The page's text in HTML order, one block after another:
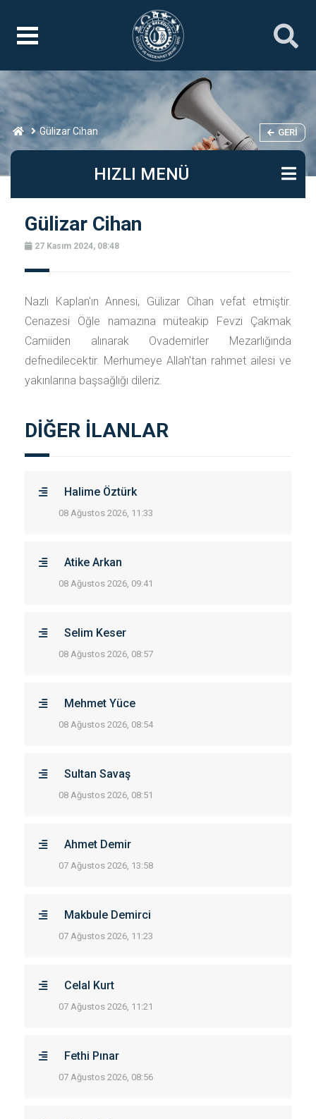
Gülizar Cihan GERI
HIZLI MENÜ
Gülizar Cihan
27 Kasım 2024, 08:48
Nazlı Kaplan'ın Annesi, Gülizar Cihan vefat etmiştir.
Cenazesi Öğle namazına müteakip Fevzi Çakmak
Camiiden alınarak Ovademirler Mezarlığında
defnedilecektir. Merhumeye Allah'tan rahmet ailesi ve
yakınlarına başsağlığı dileriz.
DİĞER İLANLAR
Halime Öztürk
08 Ağustos 2026, 11:33
Atike Arkan
08 Ağustos 2026, 09:41
Selim Keser
08 Ağustos 2026, 08:57
Mehmet Yüce
08 Ağustos 2026, 08:54
Sultan Savaş
08 Ağustos 2026, 08:51
Ahmet Demir
07 Ağustos 2026, 13:58
Makbule Demirci
07 Ağustos 2026, 11:23
Celal Kurt
07 Ağustos 2026, 11:21
Fethi Pınar
07 Ağustos 2026, 08:56